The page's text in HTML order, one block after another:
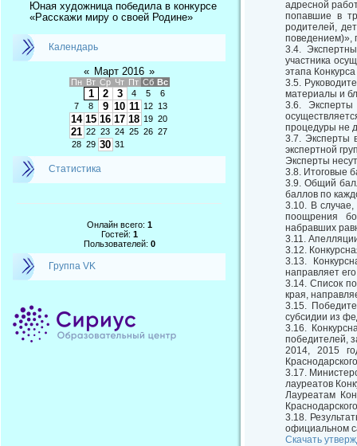
Юная художница победила в конкурсе
«Расскажи миру о своей Родине»
Календарь
« Март 2016 »
Пн Вт Ср Чт Пт Сб Вс
1 2 3 4 5
6
7
8 9 10 11 12 13
14 15 16 17 18 19 20
21 22 23 24 25 26 27
28 29 30 31
Статистика
Онлайн всего: 1
Гостей: 1
Пользователей: 0
Группа VK
адресной
попавшие в
родителей,
поведением)»,
3.4.
участника
этапа
3.5.
материалы и
3.6.
процедуры не
3.7. Эксперты
экспертной
Эксперты
3.8. Итоговые
3.9. Общий
баллов по
3.10. В случае,
поощрения
набравших
3.11.
3.12.
3.13.
направляет
3.14. Список
края,
3.15.
субсидии из
3.16.
победителей,
2014, 2015
3.17.
лауреатов
Лауреатам
3.18.
официальном
Скачать